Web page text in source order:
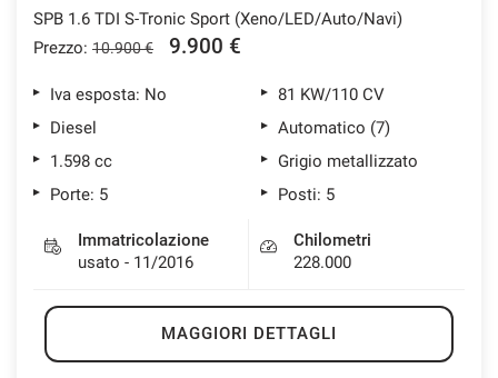
SPB 1.6 TDI S-Tronic Sport (Xeno/LED/Auto/Navi)
Prezzo: 10.900 € 9.900 €
Iva esposta: No
81 KW/110 CV
Diesel
Automatico (7)
1.598 cc
Grigio metallizzato
Porte: 5
Posti: 5
Immatricolazione
usato - 11/2016
Chilometri
228.000
MAGGIORI DETTAGLI